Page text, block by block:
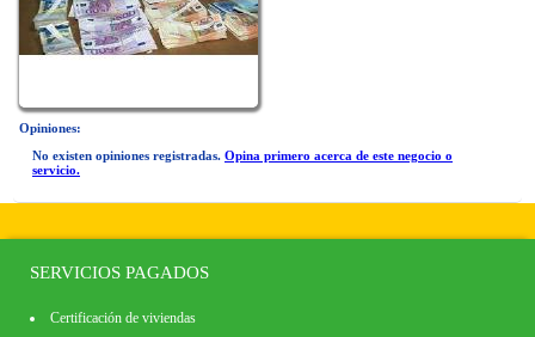
Opiniones:
No existen opiniones registradas. Opina primero acerca de este negocio o
servicio.
SERVICIOS PAGADOS
Certificación de viviendas